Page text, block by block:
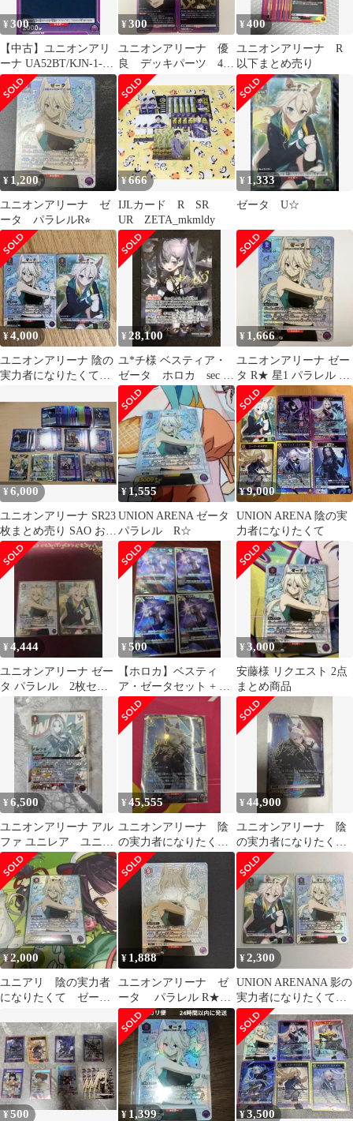
¥300
【中古】ユニオンアリ
ーナ UA52BT/KJN-1-
065[U]：ゼータ
¥300
ユニオンアリーナ 優
良 デッキパーツ 4
枚 シャドウ ベー
タ ゼータ R
¥400
ユニオンアリーナ R
以下まとめ売り
¥ 1,200
ユニオンアリーナ ゼ
ータ パラレルR⭐︎
¥666
IJLカード R SR
UR ZETA_mkmldy
¥ 1,333
ゼータ U☆
¥4,000
ユニオンアリーナ 陰の
実力者になりたくて！
ット
¥ 28,100
ユ*チ様 ベスティア・
ゼータ ホロカ sec サ
イン入り
¥ 1,666
ユニオンアリーナ ゼー
タ R★ 星1 パラレル 陰
の実力者になりたくて
¥6,000
ユニオンアリーナ SR23
枚まとめ売り SAO おま
け
¥ 1,555
UNION ARENA ゼータ
パラレル R☆
¥9,000
UNION ARENA 陰の実
力者になりたくて
¥4,444
ユニオンアリーナ ゼー
タ パラレル 2枚セッ
¥500
【ホロカ】ベスティ
ア・ゼータセット + お
まけ
¥3,000
安藤様 リクエスト 2点
まとめ商品
¥6,500
ユニオンアリーナ アル
ファ ユニレア ユニオ
ンレア
¥45,555
ユニオンアリーナ 陰
の実力者になりたく
て ゼータ R星2
¥44,900
ユニオンアリーナ 陰
の実力者になりたく
て ゼータ R星2
¥2,000
ユニアリ 陰の実力者
になりたくて ゼー
¥ 1,888
ユニオンアリーナ ゼ
ータ パラレル R★
陰の実力者になりたく
て！ ユニアリ
¥2,300
UNION ARENANA 影の
実力者になりたくて
ゼータU☆ R☆ セット
¥500 ¥ 1,399 ¥3,500